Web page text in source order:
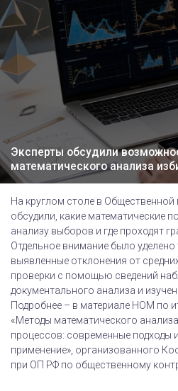
Эксперты обсудили
математического анализа
На круглом столе в Общественной
обсудили, какие математические
анализу выборов и где проходят
Отдельное внимание было
выявленные отклонения от
проверки с помощью сведений
документального анализа и
Подробнее – в материале НОМ по
«Методы математического
процессов: современные подходы
применение», организованного
при ОП РФ по общественному